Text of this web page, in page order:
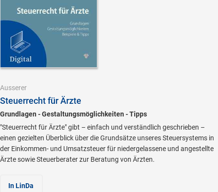
Ausserer
Steuerrecht für Ärzte
Grundlagen - Gestaltungsmöglichkeiten - Tipps
"Steuerrecht für Ärzte" gibt – einfach und verständlich geschrieben –
einen gezielten Überblick über die Grundsätze unseres Steuersystems in
der Einkommen- und Umsatzsteuer für niedergelassene und angestellte
Ärzte sowie Steuerberater zur Beratung von Ärzten.
In LinDa